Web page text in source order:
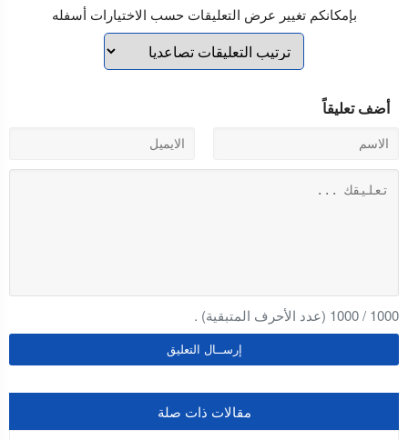
بإمكانكم تغيير عرض التعليقات حسب الاختيارات أسفله
أضف تعليقاً
1000
/
1000 (عدد الأحرف المتبقية) .
مقالات ذات صلة